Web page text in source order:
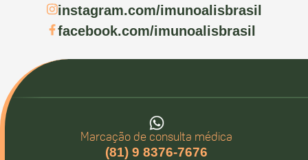
instagram.com/imunoalisbrasil
facebook.com/imunoalisbrasil
Marcação de consulta médica
(81) 9 8376-7676